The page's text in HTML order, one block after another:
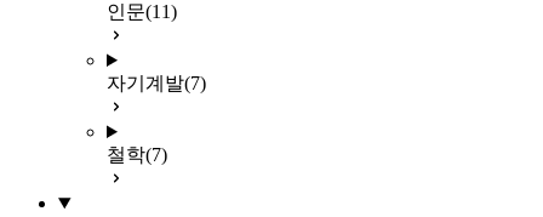
인문(11)
자기계발(7)
철학(7)